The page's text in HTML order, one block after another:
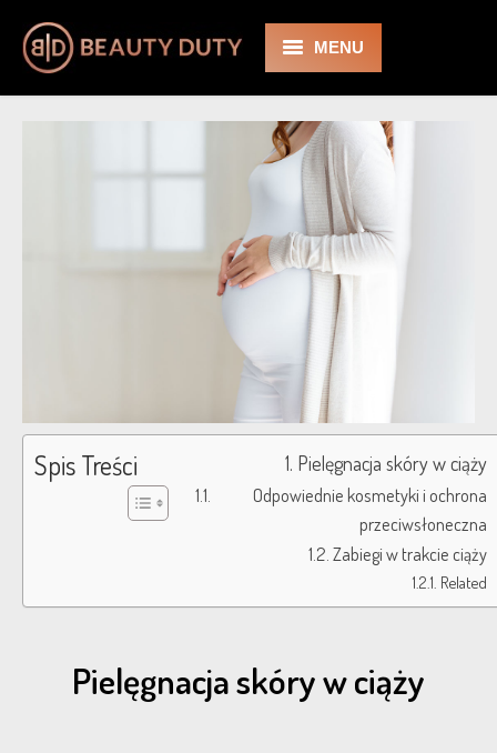
MENU
Kosmetologia
Medycyna Estetyczna
Promocje
Galeria
30 lipca 2018
Leave a comment
Bez kategorii
Spis Treści Pielęgnacja skóry w ciąży
Odpowiednie kosmetyki i ochrona
przeciwsłoneczna
Zabiegi w trakcie ciąży
Related
Pielęgnacja skóry w ciąży